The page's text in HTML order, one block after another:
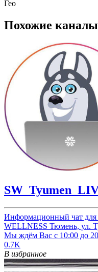
Гео
Похожие
Информационный чат
WELLNESS Тюмень, ул.
Мы ждём Вас с 10:00 до
0.7K
В избранное